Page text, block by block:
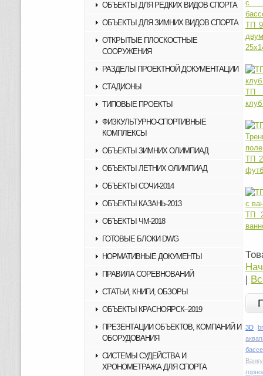
ОБЪЕКТЫ ДЛЯ РЕДКИХ ВИДОВ СПОРТА
ОБЪЕКТЫ ДЛЯ ЗИМНИХ ВИДОВ СПОРТА
ОТКРЫТЫЕ ПЛОСКОСТНЫЕ
СООРУЖЕНИЯ
РАЗДЕЛЫ ПРОЕКТНОЙ ДОКУМЕНТАЦИИ
СТАДИОНЫ
ТИПОВЫЕ ПРОЕКТЫ
ФИЗКУЛЬТУРНО-СПОРТИВНЫЕ
КОМПЛЕКСЫ
ОБЪЕКТЫ ЗИМНИХ ОЛИМПИАД
ОБЪЕКТЫ ЛЕТНИХ ОЛИМПИАД
ОБЪЕКТЫ СОЧИ-2014
ОБЪЕКТЫ КАЗАНЬ-2013
ОБЪЕКТЫ ЧМ-2018
ГОТОВЫЕ БЛОКИ DWG
НОРМАТИВНЫЕ ДОКУМЕНТЫ
ПРАВИЛА СОРЕВНОВАНИЙ
СТАТЬИ, КНИГИ, ОБЗОРЫ
ОБЪЕКТЫ КРАСНОЯРСК–2019
ПРЕЗЕНТАЦИИ ОБЪЕКТОВ, КОМПАНИЙ И
ОБОРУДОВАНИЯ
СИСТЕМЫ СУДЕЙСТВА И
ХРОНОМЕТРАЖА ДЛЯ СПОРТА
ТП
ТП
ТП
ТП
|
3D